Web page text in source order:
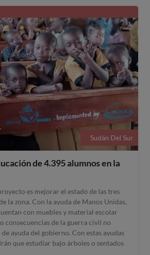
Sudán Del Sur
de 4.395 alumnos en la
es mejorar el estado de las tres
la zona. Con la ayuda de Manos Unidas,
con muebles y material escolar
consecuencias de la guerra civil no
ayuda del gobierno. Con estas ayudas
que estudiar bajo árboles o sentados